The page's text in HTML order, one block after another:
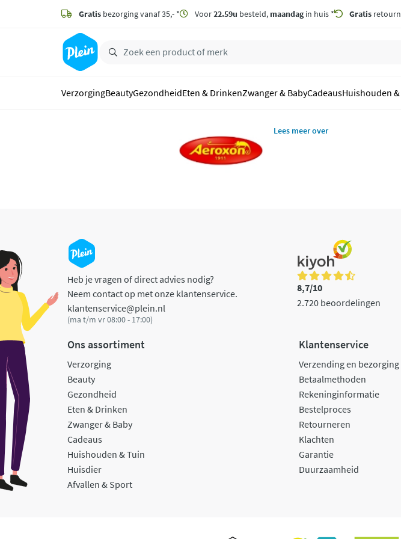
zoeken
hoofdinhoud
Gratis bezorging vanaf 35,- * Voor22.59u besteld, maandagin huis * Gratis
VerzorgingBeautyGezondheidEten & DrinkenZwanger & BabyCadeausHuishouden
Lees meer over
Heb je vragen of direct advies nodig?
Neem contact op met onze klantenservice.
klantenservice@plein.nl
(ma t/m vr 08:00 - 17:00)
8,7/10
2.720 beoordelingen
Ons assortiment
Verzorging
Beauty
Gezondheid
Eten & Drinken
Zwanger & Baby
Cadeaus
Huishouden & Tuin
Huisdier
Afvallen & Sport
Klantenservice
Verzending en bezorging
Betaalmethoden
Rekeninginformatie
Bestelproces
Retourneren
Klachten
Garantie
Duurzaamheid